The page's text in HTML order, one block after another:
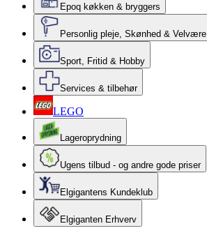
Epoq køkken & bryggers
Personlig pleje, Skønhed & Velvære
Sport, Fritid & Hobby
Services & tilbehør
LEGO
Lageroprydning
Ugens tilbud - og andre gode priser
Elgigantens Kundeklub
Elgiganten Erhverv